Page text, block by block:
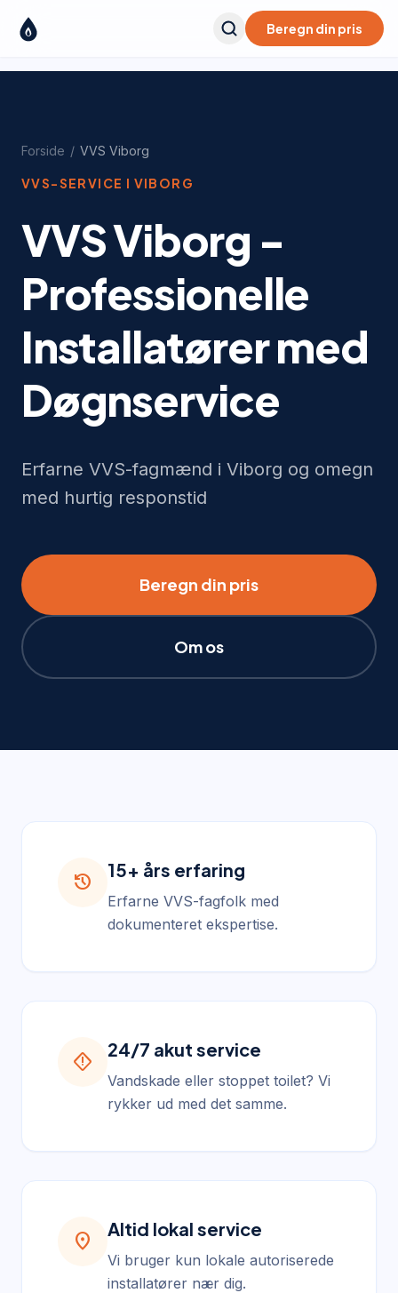
Beregn din pris
Forside / VVS Viborg
VVS-SERVICE I VIBORG
VVS Viborg -
Professionelle
Installatører med
Døgnservice
Erfarne VVS-fagmænd i Viborg og omegn
med hurtig responstid
Beregn din pris
Om os
history
15+ års erfaring
Erfarne VVS-fagfolk med
dokumenteret ekspertise.
emergency_home
24/7 akut service
Vandskade eller stoppet toilet? Vi
rykker ud med det samme.
location_on
Altid lokal service
Vi bruger kun lokale autoriserede
installatører nær dig.